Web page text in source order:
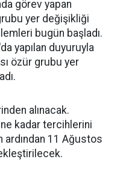
görev yapan
yer değişikliği
bugün başladı.
yapılan duyuruyla
özür grubu yer
alınacak.
kadar tercihlerini
11 Ağustos